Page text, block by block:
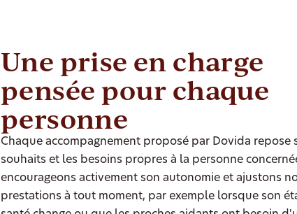
Une prise en charge
pensée pour chaque
personne
Chaque accompagnement proposé par Dovida repose
souhaits et les besoins propres à la personne
encourageons activement son autonomie et ajustons
prestations à tout moment, par exemple lorsque son